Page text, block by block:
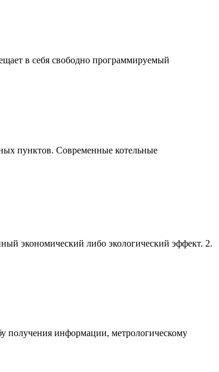
в себя свободно программируемый
пунктов. Современные котельные
экономический либо экологический эффект. 2.
получения информации, метрологическому